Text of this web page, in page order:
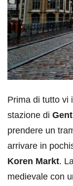
Prima di tutto vi
stazione di
prendere un
arrivare in
Koren Markt.
medievale con